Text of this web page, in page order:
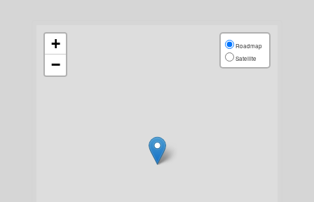
+
−
Roadmap
Satellite